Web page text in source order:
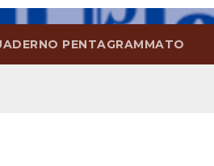
PENTAGRAMMATO